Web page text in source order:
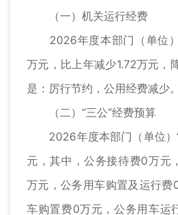
（一）机关运行经费
2026年度本部门（单位）
万元，比上年减少1.72万元，
是：厉行节约，公用经费减少。
（二）“三公”经费预算
2026年度本部门（单位）“
元，其中，公务接待费0万元
万元，公务用车购置及运行费
车购置费0万元，公务用车运